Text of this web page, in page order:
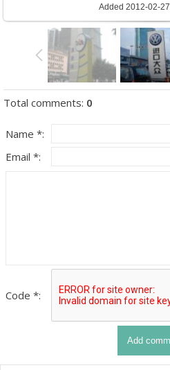
Added 2012-02-27
Total comments: 0
Name *:
Email *:
Code *: